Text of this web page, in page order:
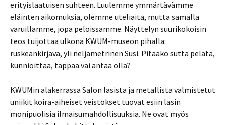
erityislaatuisen suhteen. Luulemme ymmärtävämme
eläinten aikomuksia, olemme uteliaita, mutta samalla
varuillamme, jopa peloissamme. Näyttelyn suurikokoisin
teos tuijottaa ulkona KWUM-museon pihalla:
ruskeankirjava, yli neljämetrinen Susi. Pitääkö sutta pelätä,
kunnioittaa, tappaa vai antaa olla?
KWUMin alakerrassa Salon lasista ja metallista valmistetut
uniikit koira-aiheiset veistokset tuovat esiin lasin
monipuolisia ilmaisumahdollisuuksia. Ne ovat myös